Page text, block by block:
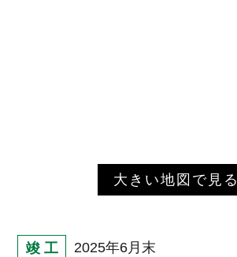
大きい地図で見る
竣 工 2025年6月末